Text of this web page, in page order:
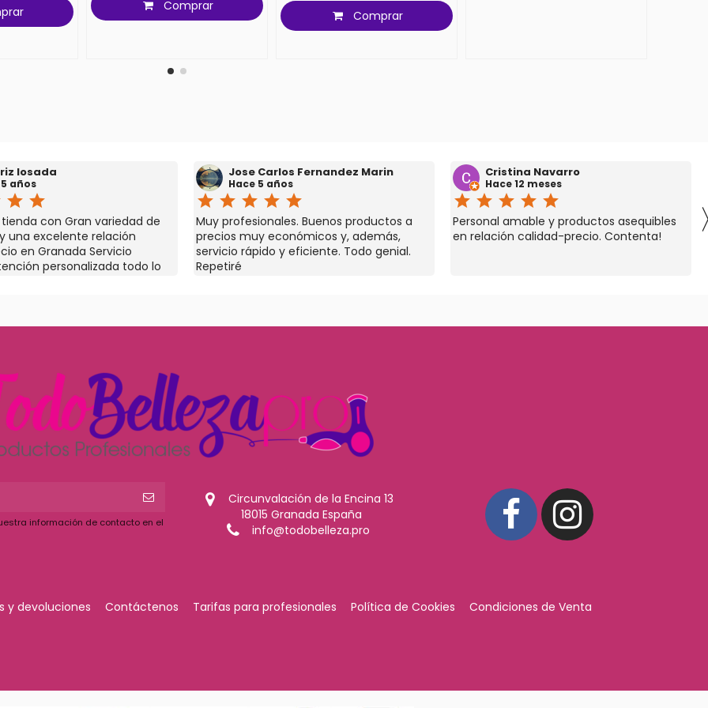
Comprar
Comprar
losada
años
star star
con Gran variedad de
una excelente relación
en Granada Servicio
personalizada todo lo
Jose Carlos Fernandez Marin
Hace 5 años
star star star star star
Muy profesionales. Buenos productos a
precios muy económicos y, además,
servicio rápido y eficiente. Todo genial.
Repetiré
Cristina Navarro
Hace 12 meses
star star star star star
Personal amable y productos asequibles
en relación calidad-precio. Contenta!
información de contacto en el
Circunvalación de la Encina 13
18015 Granada España
info@todobelleza.pro
y devoluciones Contáctenos Tarifas para profesionales Política de Cookies Condiciones de Venta